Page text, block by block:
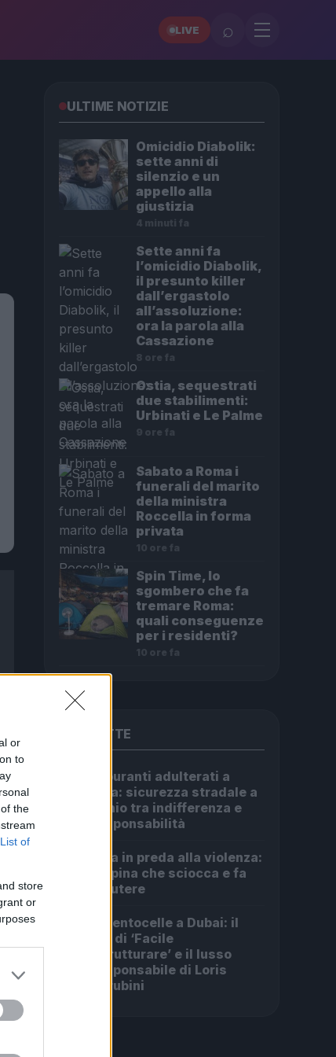
or
to
the
List of
store
or
LIVE ⌕
ULTIME NOTIZIE
Omicidio Diabolik:
sette anni di
silenzio e un
appello alla
giustizia
4 minuti fa
Sette anni fa
l’omicidio Diabolik,
il presunto killer
dall’ergastolo
all’assoluzione:
ora la parola alla
Cassazione
8 ore fa
Ostia, sequestrati
due stabilimenti:
Urbinati e Le Palme
9 ore fa
Sabato a Roma i
funerali del marito
della ministra
Roccella in forma
privata
10 ore fa
Spin Time, lo
sgombero che fa
tremare Roma:
quali conseguenze
per i residenti?
10 ore fa
PIÙ LETTE
Carburanti adulterati a
Roma: sicurezza stradale a
rischio tra indifferenza e
irresponsabilità
Roma in preda alla violenza:
la rapina che sciocca e fa
discutere
Da Centocelle a Dubai: il
crac di ‘Facile
Ristrutturare’ e il lusso
irresponsabile di Loris
Cherubini